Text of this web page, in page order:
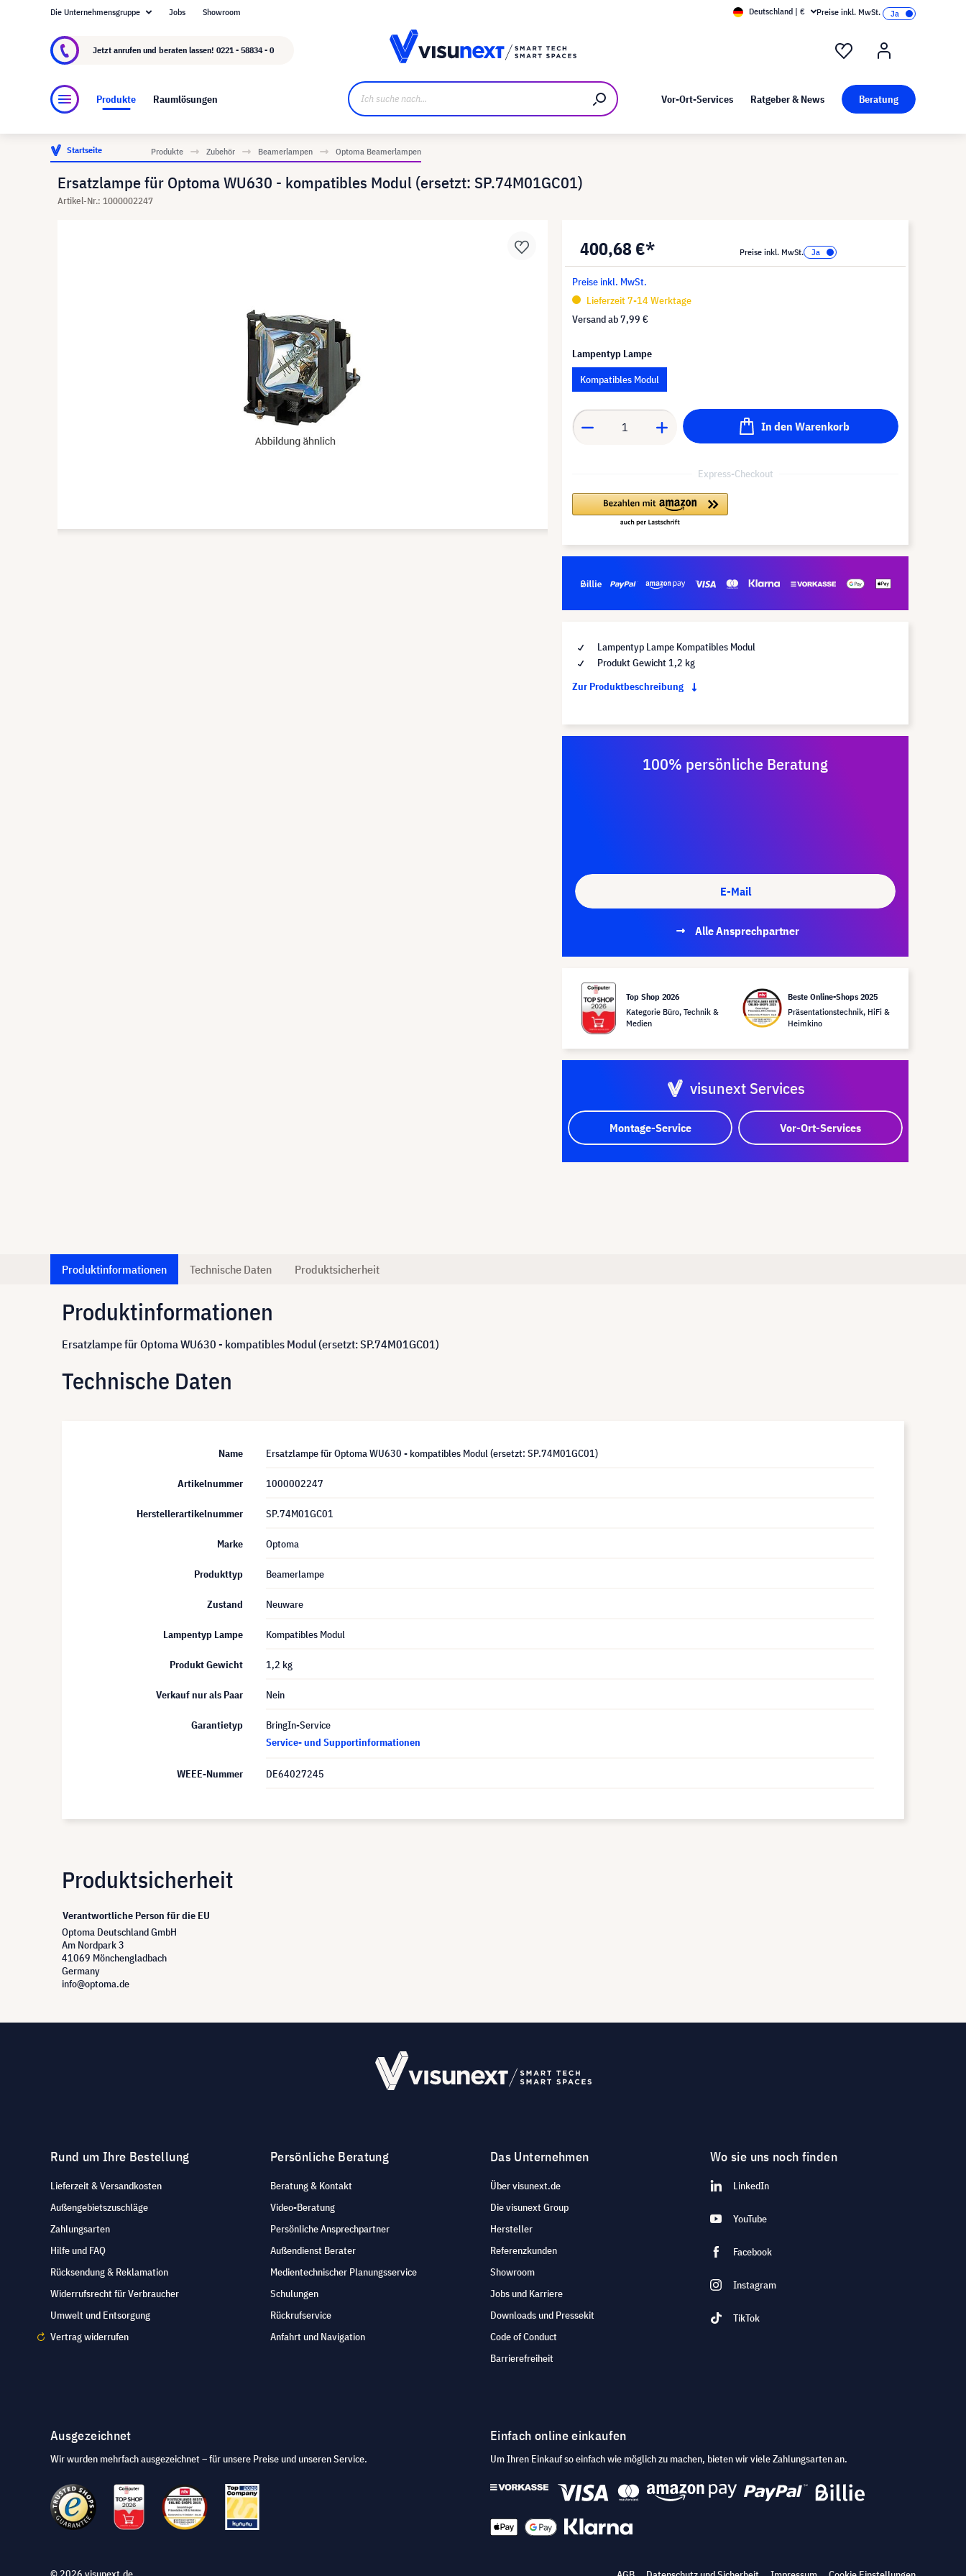
Über visunext.de Kunst bei visunext
Die Unternehmensgruppe Jobs Showroom Deutschland | € Preise inkl. MwSt.
Jetzt anrufen und beraten lassen! 0221 - 58834 - 0
Produkte Raumlösungen Vor-Ort-Services Ratgeber & News Beratung
Startseite Produkte Zubehör Beamerlampen Optoma Beamerlampen
Ersatzlampe für Optoma WU630 - kompatibles Modul (ersetzt: SP.74M01GC01)
Artikel-Nr.: 1000002247
400,68 €* Preise inkl. MwSt.
Preise inkl. MwSt.
Lieferzeit 7-14 Werktage
Versand ab7,99 €
Lampentyp Lampe
Kompatibles Modul
In den Warenkorb
Express-Checkout
Lampentyp Lampe Kompatibles Modul
Produkt Gewicht 1,2 kg
Zur Produktbeschreibung
100% persönliche Beratung
E-Mail
Alle Ansprechpartner
Top Shop 2026
Kategorie Büro, Technik &
Medien
Beste Online-Shops 2025
Präsentationstechnik, HiFi &
Heimkino
visunext Services
Montage-Service Vor-Ort-Services
Produktinformationen Technische Daten Produktsicherheit
Produktinformationen
Ersatzlampe für Optoma WU630 - kompatibles Modul (ersetzt: SP.74M01GC01)
Technische Daten
Name Ersatzlampe für Optoma WU630 - kompatibles Modul (ersetzt: SP.74M01GC01)
Artikelnummer 1000002247
Herstellerartikelnummer SP.74M01GC01
Marke Optoma
Produkttyp Beamerlampe
Zustand Neuware
Lampentyp Lampe Kompatibles Modul
Produkt Gewicht 1,2 kg
Verkauf nur als Paar Nein
Garantietyp
BringIn-Service
Service- und Supportinformationen
WEEE-Nummer DE64027245
Produktsicherheit
Verantwortliche Person für die EU
Optoma Deutschland GmbH
Am Nordpark 3
41069 Mönchengladbach
Germany
info@optoma.de
Rund um Ihre Bestellung
Lieferzeit & Versandkosten
Außengebietszuschläge
Zahlungsarten
Hilfe und FAQ
Rücksendung & Reklamation
Widerrufsrecht für Verbraucher
Umwelt und Entsorgung
Vertrag widerrufen
Persönliche Beratung
Beratung & Kontakt
Video-Beratung
Persönliche Ansprechpartner
Außendienst Berater
Medientechnischer Planungsservice
Schulungen
Rückrufservice
Anfahrt und Navigation
Das Unternehmen
Über visunext.de
Die visunext Group
Hersteller
Referenzkunden
Showroom
Jobs und Karriere
Downloads und Pressekit
Code of Conduct
Barrierefreiheit
Wo sie uns noch finden
LinkedIn
YouTube
Facebook
Instagram
TikTok
Ausgezeichnet
Wir wurden mehrfach ausgezeichnet – für unsere Preise und unseren Service.
Einfach online einkaufen
Um Ihren Einkauf so einfach wie möglich zu machen, bieten wir viele Zahlungsarten an.